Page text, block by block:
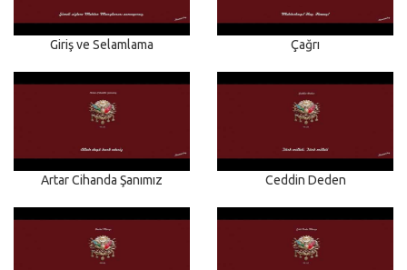
Giriş ve Selamlama Çağrı
Artar Cihanda Şanımız Ceddin Deden